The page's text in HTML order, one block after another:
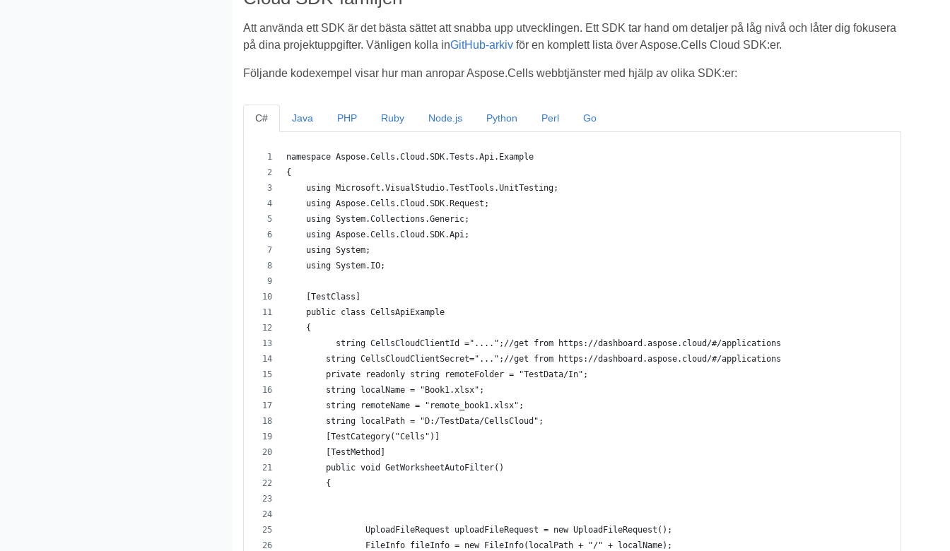
Att använda ett SDK är det bästa sättet att snabba upp utvecklingen. Ett SDK tar hand om detaljer på låg nivå och låter dig fokusera
på dina projektuppgifter. Vänligen kolla inGitHub-arkivför en komplett lista över Aspose.Cells Cloud SDK:er.
Följande kodexempel visar hur man anropar Aspose.Cells webbtjänster med hjälp av olika SDK:er:
C#
namespace Aspose.Cells.Cloud.SDK.Tests.Api.Example
{
    using Microsoft.VisualStudio.TestTools.UnitTesting;
    using Aspose.Cells.Cloud.SDK.Request;
    using System.Collections.Generic;
    using Aspose.Cells.Cloud.SDK.Api;
    using System;
    using System.IO;
    [TestClass]
    public class CellsApiExample
    {
          string CellsCloudClientId ="....";//get from https://dashboard.aspose.cloud/#/applications
        string CellsCloudClientSecret="...";//get from https://dashboard.aspose.cloud/#/applications
        private readonly string remoteFolder = "TestData/In";
        string localName = "Book1.xlsx";
        string remoteName = "remote_book1.xlsx";
        string localPath = "D:/TestData/CellsCloud";
        [TestCategory("Cells")]
        [TestMethod]
        public void GetWorksheetAutoFilter()
        {
                UploadFileRequest uploadFileRequest = new UploadFileRequest();
                FileInfo fileInfo = new FileInfo(localPath + "/" + localName);
Java PHP Ruby Node.js Python Perl Go